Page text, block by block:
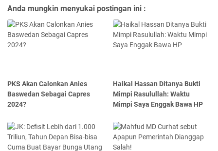
Anda mungkin menyukai postingan ini :
PKS Akan Calonkan Anies
Baswedan Sebagai Capres
2024?
Haikal Hassan Ditanya Bukti
Mimpi Rasulullah: Waktu
Mimpi Saya Enggak Bawa HP